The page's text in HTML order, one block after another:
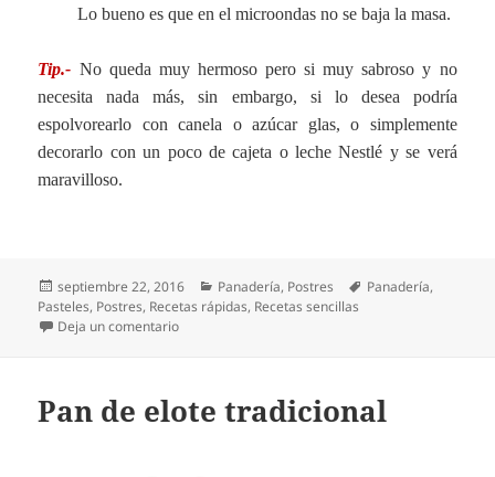
Lo bueno es que en el microondas no se baja la masa.
Tip.- No queda muy hermoso pero si muy sabroso y no
necesita nada más, sin embargo, si lo desea podría
espolvorearlo con canela o azúcar glas, o simplemente
decorarlo con un poco de cajeta o leche Nestlé y se verá
maravilloso.
Publicado
el
septiembre 22, 2016 Categorías
Panadería, Postres Etiquetas
Panadería,
Pasteles, Postres, Recetas rápidas, Recetas sencillas
Deja un comentarioen Bizcocho en el microondas.
Pan de elote tradicional